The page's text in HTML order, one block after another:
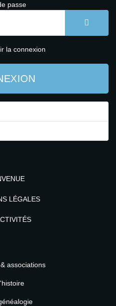
passe
la connexion
LÉGALES
associations